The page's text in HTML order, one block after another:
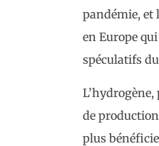
pandémie, et
en Europe
spéculatifs
de
plus